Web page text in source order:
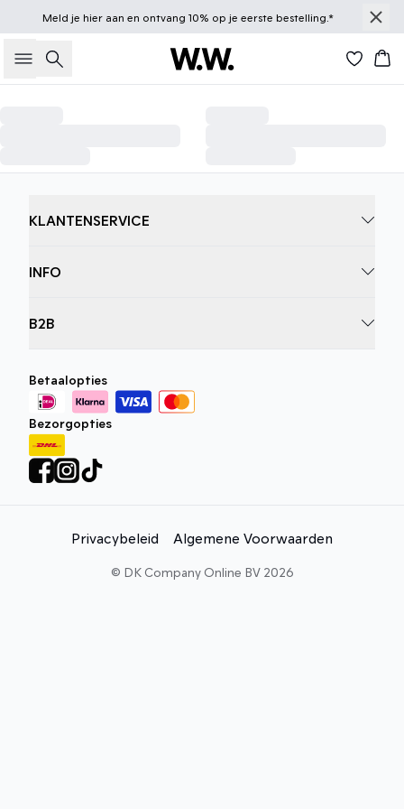
Meld je hieraan en ontvang 10% op je eerste bestelling.*
Zoeken
Knitwear →
Jackets & Coats →
Caps →
KLANTENSERVICE
INFO
B2B
Betaalopties
Bezorgopties
Privacybeleid Algemene Voorwaarden
© DK Company Online BV 2026